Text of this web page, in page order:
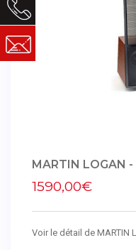
MARTIN LOGAN
1590,00€
Voir le détail de MARTIN